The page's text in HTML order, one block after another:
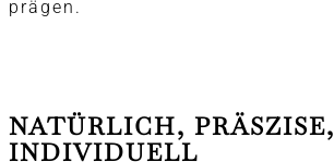
prägen.
NATÜRLICH, PRÄSZISE,
INDIVIDUELL